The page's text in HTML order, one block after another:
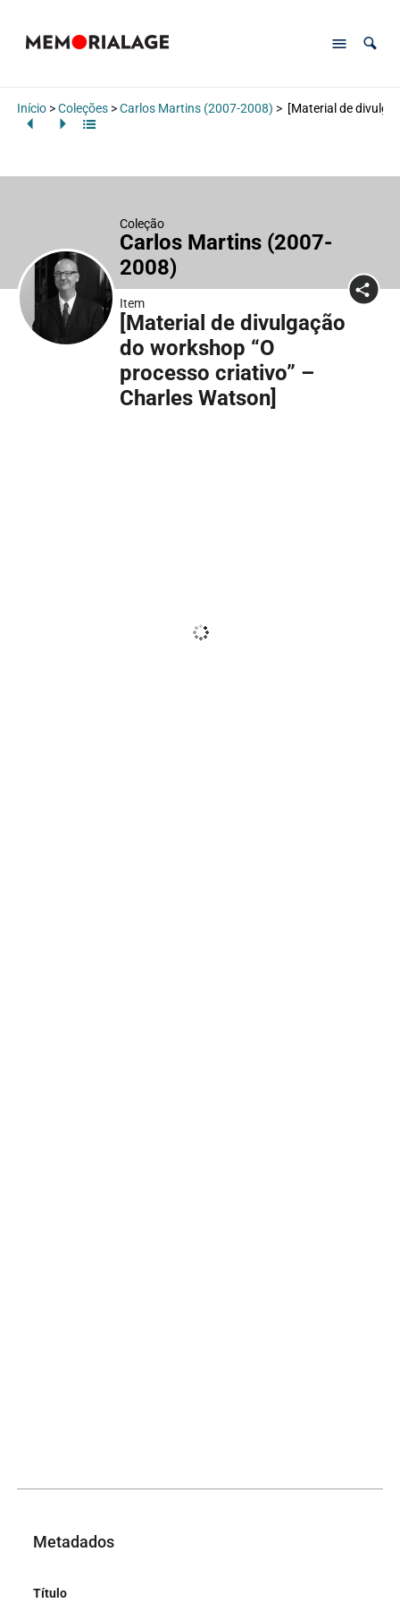
Início>Coleções>Carlos Martins (2007-2008) > [Material de
Coleção
Carlos Martins (2007-
2008)
Item
[Material de divulgação
do workshop “O
processo criativo” –
Charles Watson]
Metadados
Título